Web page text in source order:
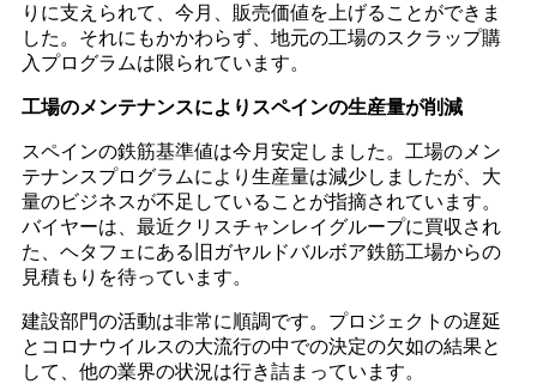
りに支えられて、今月、販売価値を上げることができま
した。それにもかかわらず、地元の工場のスクラップ購
入プログラムは限られています。
工場のメンテナンスによりスペインの生産量が削減
スペインの鉄筋基準値は今月安定しました。工場のメン
テナンスプログラムにより生産量は減少しましたが、大
量のビジネスが不足していることが指摘されています。
バイヤーは、最近クリスチャンレイグループに買収され
た、ヘタフェにある旧ガヤルドバルボア鉄筋工場からの
見積もりを待っています。
建設部門の活動は非常に順調です。プロジェクトの遅延
とコロナウイルスの大流行の中での決定の欠如の結果と
して、他の業界の状況は行き詰まっています。